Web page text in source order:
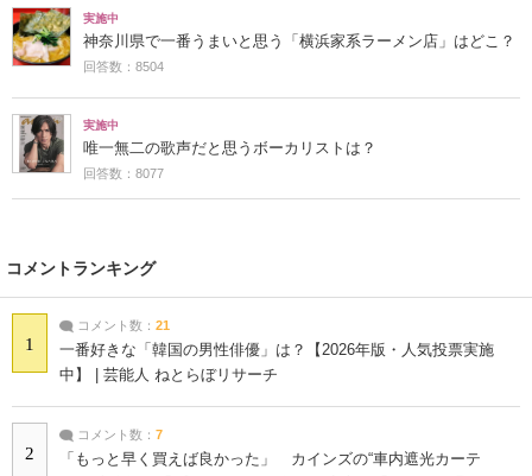
実施中
神奈川県で一番うまいと思う「横浜家系ラーメン店」はどこ？
回答数：8504
実施中
唯一無二の歌声だと思うボーカリストは？
回答数：8077
コメントランキング
1
コメント数： 21
一番好きな「韓国の男性俳優」は？【2026年版・人気投票実施
中】 | 芸能人 ねとらぼリサーチ
2
コメント数： 7
「もっと早く買えば良かった」 カインズの“車内遮光カーテ